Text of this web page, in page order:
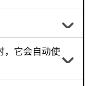
，它会自动使